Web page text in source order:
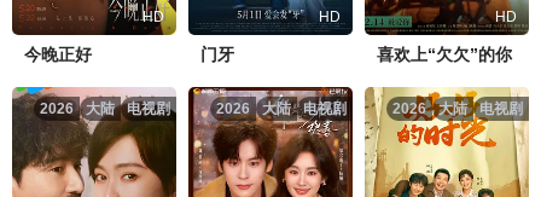
HD
今晚正好
HD
门牙
HD
喜欢上“欠欠”的你
电视剧
大陆
2026 电视剧
大陆
2026 电视剧
大陆
2026